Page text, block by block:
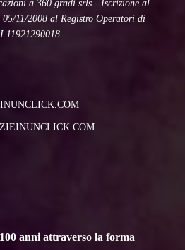
a 360 gradi srls - Iscrizione al
11/2008 al Registro Operatori di
11921290018
anni attraverso la forma